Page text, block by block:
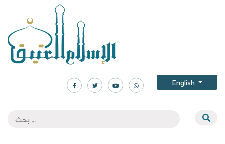
English